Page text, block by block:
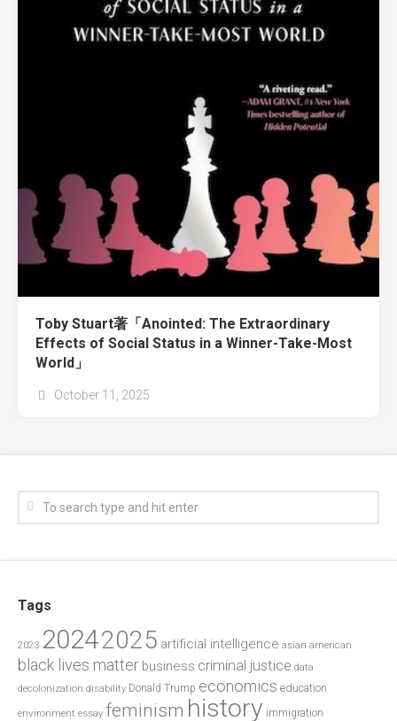
Toby Stuart著「Anointed: The Extraordinary
Effects of Social Status in a Winner-Take-Most
World」
October 11, 2025
Tags
2023 20242025 artificial intelligence asian american
black lives matter business criminal justice data
decolonization disability Donald Trump economics education
environment essay feminism history immigration